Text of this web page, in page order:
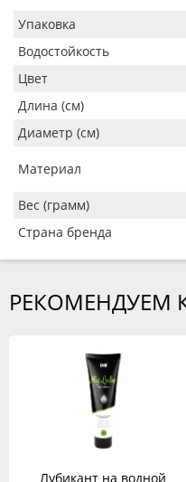
Упаковка
Водостойкость
Цвет
Длина (см)
Диаметр (см)
Материал
Вес (грамм)
Страна бренда
РЕКОМЕНДУЕМ
Лубикант на водной